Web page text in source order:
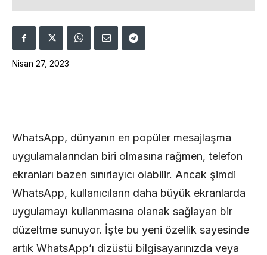
Nisan 27, 2023
WhatsApp, dünyanın en popüler mesajlaşma
uygulamalarından biri olmasına rağmen, telefon
ekranları bazen sınırlayıcı olabilir. Ancak şimdi
WhatsApp, kullanıcıların daha büyük ekranlarda
uygulamayı kullanmasına olanak sağlayan bir
düzeltme sunuyor. İşte bu yeni özellik sayesinde
artık WhatsApp’ı dizüstü bilgisayarınızda veya